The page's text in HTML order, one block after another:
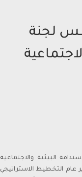
لجنة
البيئية والاجتماعية
عام التخطيط الاستراتيجي